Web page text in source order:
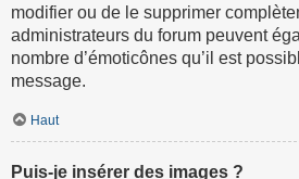
modifier ou de le supprimer
administrateurs du forum peuvent
nombre d’émoticônes qu’il est
message.
Haut
Puis-je insérer des images ?